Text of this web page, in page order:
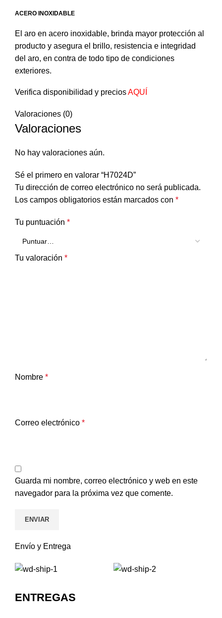
ACERO INOXIDABLE
El aro en acero inoxidable, brinda mayor protección al
producto y asegura el brillo, resistencia e integridad
del aro, en contra de todo tipo de condiciones
exteriores.
Verifica disponibilidad y preciosAQUÍ
Valoraciones (0)
Valoraciones
No hay valoraciones aún.
Sé el primero en valorar “H7024D”
Tu dirección de correo electrónico no será publicada.
Los campos obligatorios están marcados con *
Tu puntuación *
Tu valoración *
Nombre *
Correo electrónico *
Guarda mi nombre, correo electrónico y web en este
navegador para la próxima vez que comente.
Envío y Entrega
ENTREGAS